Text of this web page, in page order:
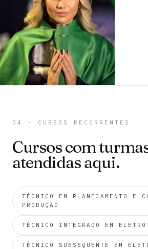
04 · CURSOS RECORRENTES
Cursos com
atendidas aqui.
TÉCNICO EM PLANEJAMENTO E
PRODUÇÃO
TÉCNICO INTEGRADO EM
TÉCNICO SUBSEQUENTE EM